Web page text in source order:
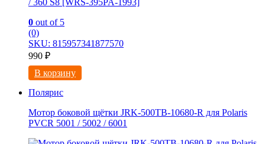
/ 360 S8 [WRS-395PA-1993]
0 out of 5
(0)
SKU: 815957341877570
990 ₽
В корзину
Полярис
Мотор боковой щётки JRK-500TB-10680-R для Polaris
PVCR 5001 / 5002 / 6001